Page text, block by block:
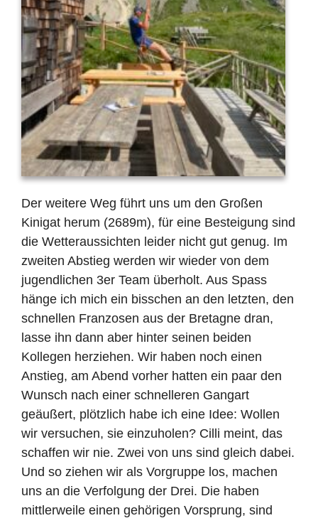
Der weitere Weg führt uns um den Großen
Kinigat herum (2689m), für eine Besteigung sind
die Wetteraussichten leider nicht gut genug. Im
zweiten Abstieg werden wir wieder von dem
jugendlichen 3er Team überholt. Aus Spass
hänge ich mich ein bisschen an den letzten, den
schnellen Franzosen aus der Bretagne dran,
lasse ihn dann aber hinter seinen beiden
Kollegen herziehen. Wir haben noch einen
Anstieg, am Abend vorher hatten ein paar den
Wunsch nach einer schnelleren Gangart
geäußert, plötzlich habe ich eine Idee: Wollen
wir versuchen, sie einzuholen? Cilli meint, das
schaffen wir nie. Zwei von uns sind gleich dabei.
Und so ziehen wir als Vorgruppe los, machen
uns an die Verfolgung der Drei. Die haben
mittlerweile einen gehörigen Vorsprung, sind